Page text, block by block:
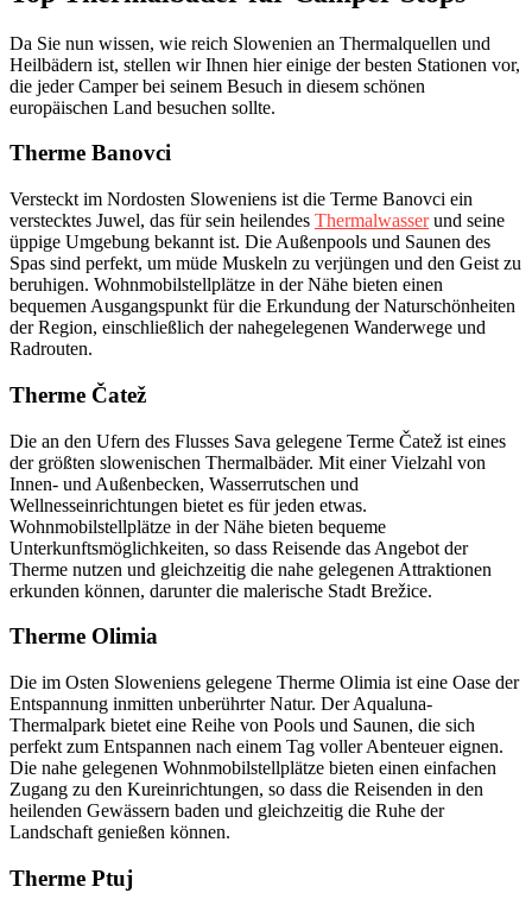
Da Sie nun wissen, wie reich Slowenien an Thermalquellen und
Heilbädern ist, stellen wir Ihnen hier einige der besten Stationen vor,
die jeder Camper bei seinem Besuch in diesem schönen
europäischen Land besuchen sollte.
Therme Banovci
Versteckt im Nordosten Sloweniens ist die Terme Banovci ein
verstecktes Juwel, das für sein heilendes Thermalwasserund seine
üppige Umgebung bekannt ist. Die Außenpools und Saunen des
Spas sind perfekt, um müde Muskeln zu verjüngen und den Geist zu
beruhigen. Wohnmobilstellplätze in der Nähe bieten einen
bequemen Ausgangspunkt für die Erkundung der Naturschönheiten
der Region, einschließlich der nahegelegenen Wanderwege und
Radrouten.
Therme Čatež
Die an den Ufern des Flusses Sava gelegene Terme Čatež ist eines
der größten slowenischen Thermalbäder. Mit einer Vielzahl von
Innen- und Außenbecken, Wasserrutschen und
Wellnesseinrichtungen bietet es für jeden etwas.
Wohnmobilstellplätze in der Nähe bieten bequeme
Unterkunftsmöglichkeiten, so dass Reisende das Angebot der
Therme nutzen und gleichzeitig die nahe gelegenen Attraktionen
erkunden können, darunter die malerische Stadt Brežice.
Therme Olimia
Die im Osten Sloweniens gelegene Therme Olimia ist eine Oase der
Entspannung inmitten unberührter Natur. Der Aqualuna-
Thermalpark bietet eine Reihe von Pools und Saunen, die sich
perfekt zum Entspannen nach einem Tag voller Abenteuer eignen.
Die nahe gelegenen Wohnmobilstellplätze bieten einen einfachen
Zugang zu den Kureinrichtungen, so dass die Reisenden in den
heilenden Gewässern baden und gleichzeitig die Ruhe der
Landschaft genießen können.
Therme Ptuj